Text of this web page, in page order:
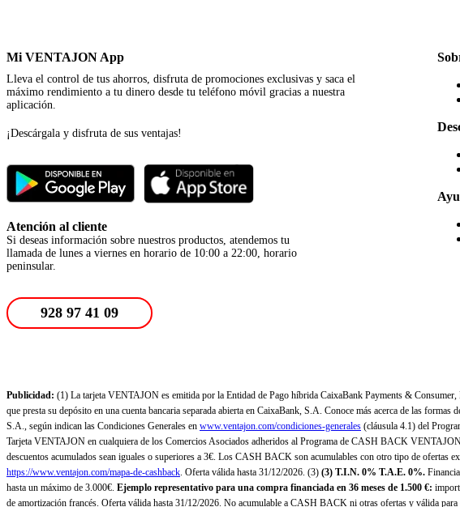
Mi VENTAJON App
Lleva el control de tus ahorros, disfruta de promociones exclusivas y saca el
máximo rendimiento a tu dinero desde tu teléfono móvil gracias a nuestra
aplicación.
¡Descárgala y disfruta de sus ventajas!
Atención al cliente
Si deseas información sobre nuestros productos, atendemos tu
llamada de lunes a viernes en horario de 10:00 a 22:00, horario
peninsular.
928 97 41 09
Publicidad: (1) La tarjeta VENTAJON es emitida por la Entidad de Pago híbrida CaixaBank Payments &
que presta su depósito en una cuenta bancaria separada abierta en CaixaBank, S.A. Conoce más acerca de las formas
S.A., según indican las Condiciones Generales en www.ventajon.com/condiciones-generales (cláusula 4.1) del
Tarjeta VENTAJON en cualquiera de los Comercios Asociados adheridos al Programa de CASH BACK
descuentos acumulados sean iguales o superiores a 3€. Los CASH BACK son acumulables con otro tipo de
https://www.ventajon.com/mapa-de-cashback. Oferta válida hasta 31/12/2026. (3) (3) T.I.N. 0% T.A.E. 0%.
hasta un máximo de 3.000€. Ejemplo representativo para una compra financiada en 36 meses de 1.500 €:
de amortización francés. Oferta válida hasta 31/12/2026. No acumulable a CASH BACK ni otras ofertas y válida